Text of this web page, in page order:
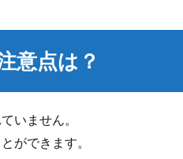
意点は？
いません。
ができます。